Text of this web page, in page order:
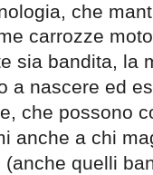
che
carrozze
sia bandita, la
a nascere ed
che possono
anche a chi
(anche quelli